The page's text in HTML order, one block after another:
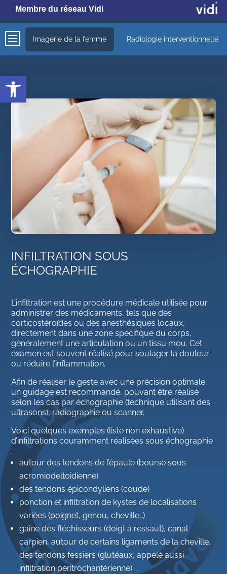
Membre du réseau Vidi
b Imagerie de la femme Radiologie interventionnelle
INFILTRATION SOUS
ÉCHOGRAPHIE
L’infiltration est une procédure médicale utilisée pour
administrer des médicaments, tels que des
corticostéroïdes ou des anesthésiques locaux,
directement dans une zone spécifique du corps,
généralement une articulation ou un tissu mou. Cet
examen est souvent réalisé pour soulager la douleur
ou réduire l’inflammation.
Afin de réaliser le geste avec une précision optimale,
un guidage est recommandé, pouvant être réalisé
selon les cas par échographie (technique utilisant des
ultrasons), radiographie ou scanner.
Voici quelques exemples (liste non exhaustive)
d’infiltrations couramment réalisées sous échographie
:
autour des tendons de l’épaule (bourse sous
acromiodeltoidienne)
des tendons épicondyliens (coude)
ponction et infiltration de kystes de localisations
variées (poignet, genou, cheville…)
gaine des fléchisseurs (doigt à ressaut), canal
carpien, autour de certains ligaments de la cheville,
des tendons fessiers (glutéaux, appelé aussi
infiltration péritrochantérienne) …
Ouvrir la barre d’outils